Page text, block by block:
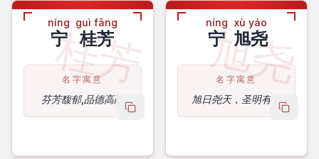
桂芳
níng
宁
guì fāng
桂芳
名字寓意
芬芳馥郁,品德高尚
copy name
旭尧
níng
宁
xù yáo
旭尧
名字寓意
旭日尧天，圣明有智
copy